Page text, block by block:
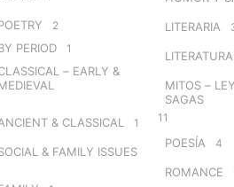
2
PERIOD 1
– EARLY &
& CLASSICAL 1
& FAMILY ISSUES
LITERARIA
MITOS –
SAGAS
11
POESÍA 4
ROMANCE